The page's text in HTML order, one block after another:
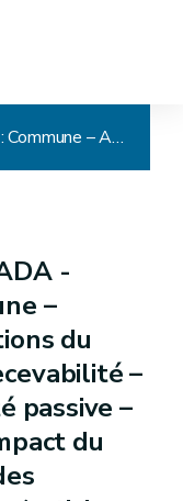
CADA - Décision n° 18 : Commune – Annexes aux délibérations du conseil communal – Recevabilité – Modalité de la publicité passive – Envoi électronique – Impact du droit de consultation des conseillers communaux (article L1122-13 du CDLD) – R.G.P.D. – Vie privée – Demande abusive (non) – Publication site internet – Respect des droits des tiers – Communication partielle
-
–
du
–
passive –
du